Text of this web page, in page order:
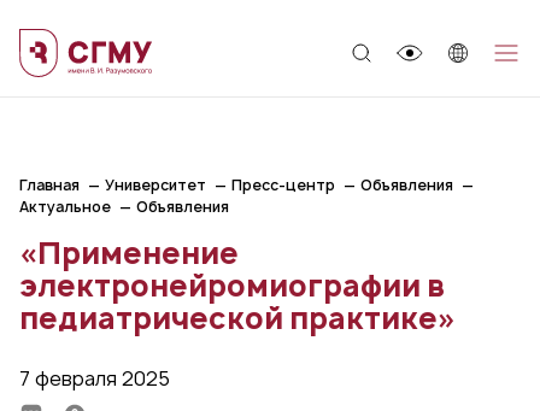
Главная Университет Пресс-центр
Объявления
Актуальное
Объявления
«Применение
электронейромиографии в
педиатрической практике»
7 февраля 2025